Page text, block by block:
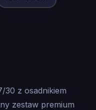
30 z osadnikiem
zestaw premium